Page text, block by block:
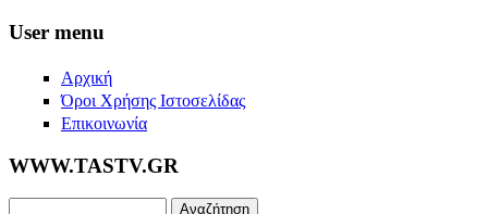
Skip to main content
User menu
Αρχική
Όροι Χρήσης Ιστοσελίδας
Επικοινωνία
WWW.TASTV.GR